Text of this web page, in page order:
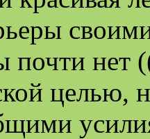
почти нет
целью,